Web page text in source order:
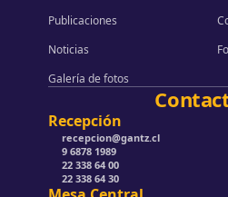
Publicaciones
Noticias
Galería de fotos
Recepción
recepcion@gantz.cl
9 6878 1989
22 338 64 00
22 338 64 30